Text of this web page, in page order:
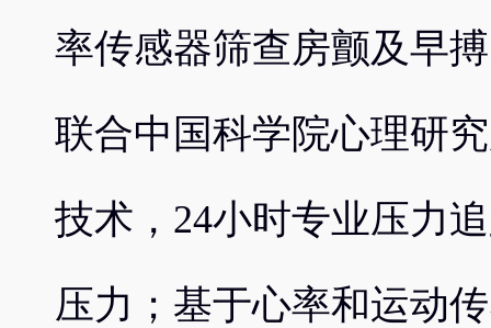
率传感器筛查房颤及早
联合中国科学院心理研
技术，24小时专业压力
压力；基于心率和运动